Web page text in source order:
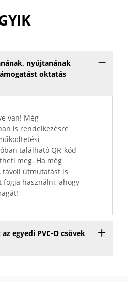
nyújtanának
oktatás
van! Még
is rendelkezésre
található QR-kód
meg. Ha még
útmutatást is
használni, ahogy
egyedi PVC-O csövek